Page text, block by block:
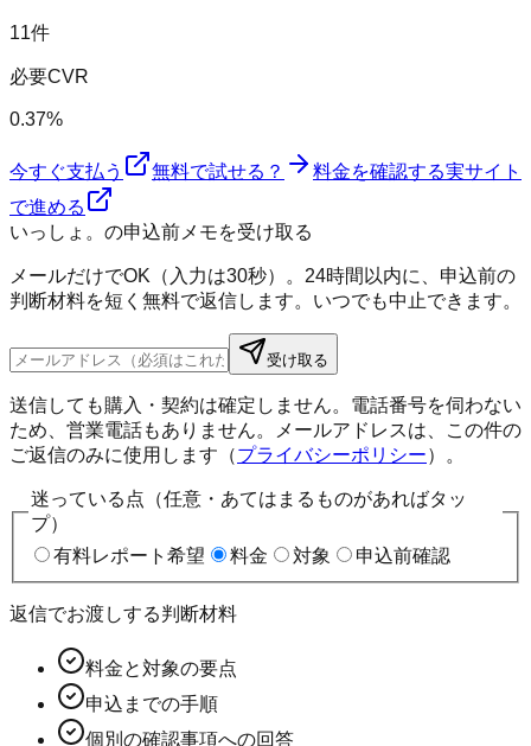
11件
必要CVR
0.37%
今すぐ支払う 無料で試せる？ 料金を確認する実サイト
で進める
いっしょ。の申込前メモを受け取る
メールだけでOK（入力は30秒）。24時間以内に、申込前の
判断材料を短く無料で返信します。いつでも中止できます。
受け取る
送信しても購入・契約は確定しません。電話番号を伺わない
ため、営業電話もありません。メールアドレスは、この件の
ご返信のみに使用します（プライバシーポリシー）。
迷っている点（任意・あてはまるものがあればタッ
プ）
有料レポート希望
料金 対象 申込前確認
返信でお渡しする判断材料
料金と対象の要点
申込までの手順
個別の確認事項への回答